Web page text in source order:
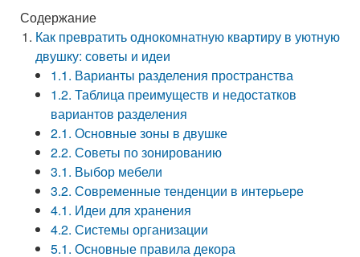
Содержание
Как превратить однокомнатную квартиру в уютную
двушку: советы и идеи
1.1. Варианты разделения пространства
1.2. Таблица преимуществ и недостатков
вариантов разделения
2.1. Основные зоны в двушке
2.2. Советы по зонированию
3.1. Выбор мебели
3.2. Современные тенденции в интерьере
4.1. Идеи для хранения
4.2. Системы организации
5.1. Основные правила декора